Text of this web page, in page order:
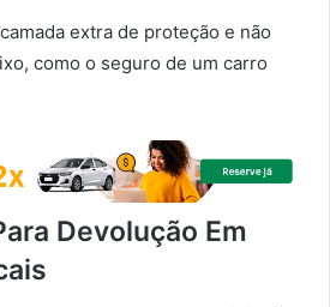
extra de proteção e não
como o seguro de um carro
Devolução Em